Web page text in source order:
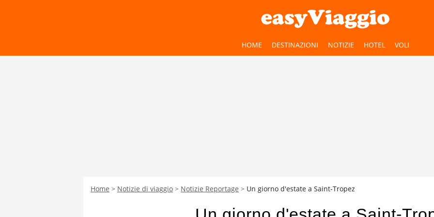
HOME DESTINAZIONI NOTIZIE HOTEL VOLI
Home Notizie di viaggio Notizie Reportage Un giorno d'estate a Saint-Tropez